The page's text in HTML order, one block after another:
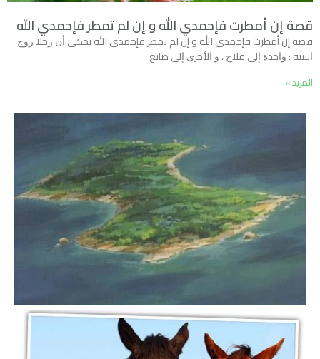
قصة إن أمطرت فإحمدي الله و إن لم تمطر فإحمدي الله
قصة إن أمطرت فإحمدي الله و إن لم تمطر فإحمدي الله ﻳﺤﻜﻰ ﺃﻥ ﺭﺟﻼ ﺯﻭﺝ
ﺍﺑﻨﺘﻴﻪ : ﻭﺍﺣﺪﺓ ﺇﻟﻰ ﻓﻼﺡ ، ﻭ ﺍﻷﺧﺮﻯ ﺇﻟﻰ ﺻﺎﻧﻊ
المزيد »